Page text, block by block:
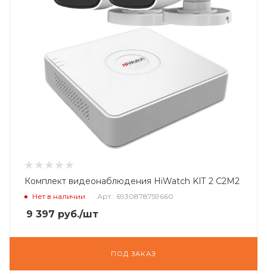
Комплект видеонаблюдения HiWatch KIT 2 C2M2
Нет в наличии Арт.: 6930878759660
9 397 руб./шт
ПОД ЗАКАЗ